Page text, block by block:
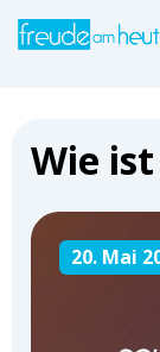
Wie
20. Mai